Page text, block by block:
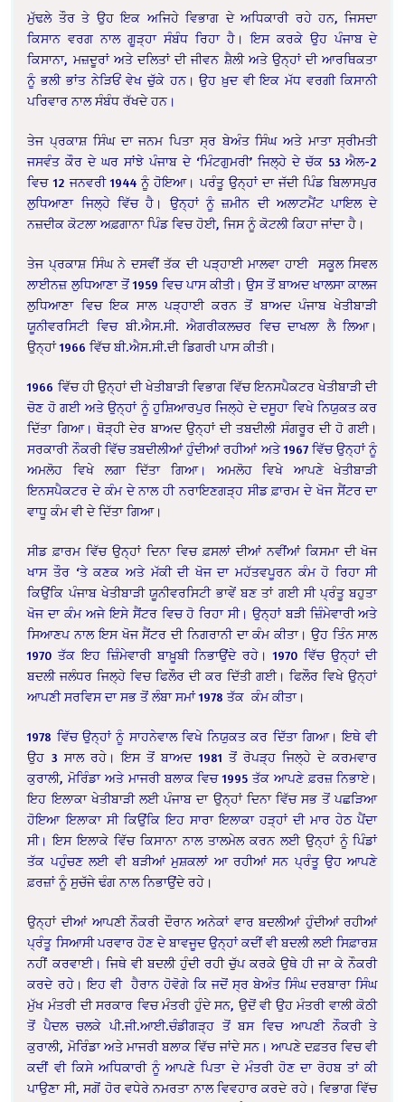
ਮੁੱਢਲੇ ਤੌਰ ਤੇ ਉਹ ਇਕ ਅਜਿਹੇ ਵਿਭਾਗ ਦੇ ਅਧਿਕਾਰੀ ਰਹੇ ਹਨ, ਜਿਸਦਾ
ਕਿਸਾਨ ਵਰਗ ਨਾਲ ਗੂੜ੍ਹਾ ਸੰਬੰਧ ਰਿਹਾ ਹੈ। ਇਸ ਕਰਕੇ ਉਹ ਪੰਜਾਬ ਦੇ
ਕਿਸਾਨਾ, ਮਜ਼ਦੂਰਾਂ ਅਤੇ ਦਲਿਤਾਂ ਦੀ ਜੀਵਨ ਸ਼ੈਲੀ ਅਤੇ ਉਨ੍ਹਾਂ ਦੀ ਆਰਥਿਕਤਾ
ਨੂੰ ਭਲੀ ਭਾਂਤ ਨੇੜਿਓਂ ਵੇਖ ਚੁੱਕੇ ਹਨ। ਉਹ ਖ਼ੁਦ ਵੀ ਇਕ ਮੱਧ ਵਰਗੀ ਕਿਸਾਨੀ
ਪਰਿਵਾਰ ਨਾਲ ਸੰਬੰਧ ਰੱਖਦੇ ਹਨ।
ਤੇਜ ਪ੍ਰਕਾਸ਼ ਸਿੰਘ ਦਾ ਜਨਮ ਪਿਤਾ ਸ੍ਰ ਬੇਅੰਤ ਸਿੰਘ ਅਤੇ ਮਾਤਾ ਸ੍ਰੀਮਤੀ
ਜਸਵੰਤ ਕੌਰ ਦੇ ਘਰ ਸਾਂਝੇ ਪੰਜਾਬ ਦੇ ‘ਮਿੰਟਗੁਮਰੀ’ ਜਿਲ੍ਹੇ ਦੇ ਚੱਕ 53 ਐਲ-2
ਵਿਚ 12 ਜਨਵਰੀ 1944 ਨੂੰ ਹੋਇਆ। ਪਰੰਤੂ ਉਨ੍ਹਾਂ ਦਾ ਜੱਦੀ ਪਿੰਡ ਬਿਲਾਸਪੁਰ
ਲੁਧਿਆਣਾ ਜਿਲ੍ਹੇ ਵਿੱਚ ਹੈ। ਉਨ੍ਹਾਂ ਨੂੰ ਜ਼ਮੀਨ ਦੀ ਅਲਾਟਮੈਂਟ ਪਾਇਲ ਦੇ
ਨਜ਼ਦੀਕ ਕੋਟਲਾ ਅਫ਼ਗਾਨਾ ਪਿੰਡ ਵਿਚ ਹੋਈ, ਜਿਸ ਨੂੰ ਕੋਟਲੀ ਕਿਹਾ ਜਾਂਦਾ ਹੈ।
ਤੇਜ ਪ੍ਰਕਾਸ਼ ਸਿੰਘ ਨੇ ਦਸਵੀਂ ਤੱਕ ਦੀ ਪੜ੍ਹਾਈ ਮਾਲਵਾ ਹਾਈ ਸਕੂਲ ਸਿਵਲ
ਲਾਈਨਜ਼ ਲੁਧਿਆਣਾ ਤੋਂ 1959 ਵਿਚ ਪਾਸ ਕੀਤੀ। ਉਸ ਤੋਂ ਬਾਅਦ ਖਾਲਸਾ ਕਾਲਜ
ਲੁਧਿਆਣਾ ਵਿਚ ਇਕ ਸਾਲ ਪੜ੍ਹਾਈ ਕਰਨ ਤੋਂ ਬਾਅਦ ਪੰਜਾਬ ਖੇਤੀਬਾੜੀ
ਯੂਨੀਵਰਸਿਟੀ ਵਿਚ ਬੀ.ਐਸ.ਸੀ. ਐਗਰੀਕਲਚਰ ਵਿਚ ਦਾਖਲਾ ਲੈ ਲਿਆ।
ਉਨ੍ਹਾਂ 1966 ਵਿੱਚ ਬੀ.ਐਸ.ਸੀ.ਦੀ ਡਿਗਰੀ ਪਾਸ ਕੀਤੀ।
1966 ਵਿੱਚ ਹੀ ਉਨ੍ਹਾਂ ਦੀ ਖੇਤੀਬਾੜੀ ਵਿਭਾਗ ਵਿੱਚ ਇਨਸਪੈਕਟਰ ਖੇਤੀਬਾੜੀ ਦੀ
ਚੋਣ ਹੋ ਗਈ ਅਤੇ ਉਨ੍ਹਾਂ ਨੂੰ ਹੁਸ਼ਿਆਰਪੁਰ ਜਿਲ੍ਹੇ ਦੇ ਦਸੂਹਾ ਵਿਖੇ ਨਿਯੁਕਤ ਕਰ
ਦਿੱਤਾ ਗਿਆ। ਥੋੜ੍ਹੀ ਦੇਰ ਬਾਅਦ ਉਨ੍ਹਾਂ ਦੀ ਤਬਦੀਲੀ ਸੰਗਰੂਰ ਦੀ ਹੋ ਗਈ।
ਸਰਕਾਰੀ ਨੌਕਰੀ ਵਿੱਚ ਤਬਦੀਲੀਆਂ ਹੁੰਦੀਆਂ ਰਹੀਆਂ ਅਤੇ 1967 ਵਿੱਚ ਉਨ੍ਹਾਂ ਨੂੰ
ਅਮਲੋਹ ਵਿਖੇ ਲਗਾ ਦਿੱਤਾ ਗਿਆ। ਅਮਲੋਹ ਵਿਖੇ ਆਪਣੇ ਖੇਤੀਬਾੜੀ
ਇਨਸਪੈਕਟਰ ਦੇ ਕੰਮ ਦੇ ਨਾਲ ਹੀ ਨਰਾਇਣਗੜ੍ਹ ਸੀਡ ਫ਼ਾਰਮ ਦੇ ਖੋਜ ਸੈਂਟਰ ਦਾ
ਵਾਧੂ ਕੰਮ ਵੀ ਦੇ ਦਿੱਤਾ ਗਿਆ।
ਸੀਡ ਫ਼ਾਰਮ ਵਿੱਚ ਉਨ੍ਹਾਂ ਦਿਨਾ ਵਿਚ ਫ਼ਸਲਾਂ ਦੀਆਂ ਨਵੀਂਆਂ ਕਿਸਮਾ ਦੀ ਖੋਜ
ਖਾਸ ਤੌਰ ‘ਤੇ ਕਣਕ ਅਤੇ ਮੱਕੀ ਦੀ ਖੋਜ ਦਾ ਮਹੱਤਵਪੂਰਨ ਕੰਮ ਹੋ ਰਿਹਾ ਸੀ
ਕਿਉਂਕਿ ਪੰਜਾਬ ਖੇਤੀਬਾੜੀ ਯੂਨੀਵਰਸਿਟੀ ਭਾਵੇਂ ਬਣ ਤਾਂ ਗਈ ਸੀ ਪ੍ਰੰਤੂ ਬਹੁਤਾ
ਖੋਜ ਦਾ ਕੰਮ ਅਜੇ ਇਸੇ ਸੈਂਟਰ ਵਿਚ ਹੋ ਰਿਹਾ ਸੀ। ਉਨ੍ਹਾਂ ਬੜੀ ਜ਼ਿੰਮੇਵਾਰੀ ਅਤੇ
ਸਿਆਣਪ ਨਾਲ ਇਸ ਖੋਜ ਸੈਂਟਰ ਦੀ ਨਿਗਰਾਨੀ ਦਾ ਕੰਮ ਕੀਤਾ। ਉਹ ਤਿੰਨ ਸਾਲ
1970 ਤੱਕ ਇਹ ਜ਼ਿੰਮੇਵਾਰੀ ਬਾਖ਼ੂਬੀ ਨਿਭਾਉਂਦੇ ਰਹੇ। 1970 ਵਿੱਚ ਉਨ੍ਹਾਂ ਦੀ
ਬਦਲੀ ਜਲੰਧਰ ਜਿਲ੍ਹੇ ਵਿਚ ਫਿਲੌਰ ਦੀ ਕਰ ਦਿੱਤੀ ਗਈ। ਫਿਲੌਰ ਵਿਖੇ ਉਨ੍ਹਾਂ
ਆਪਣੀ ਸਰਵਿਸ ਦਾ ਸਭ ਤੋਂ ਲੰਬਾ ਸਮਾਂ 1978 ਤੱਕ ਕੰਮ ਕੀਤਾ।
1978 ਵਿੱਚ ਉਨ੍ਹਾਂ ਨੂੰ ਸਾਹਨੇਵਾਲ ਵਿਖੇ ਨਿਯੁਕਤ ਕਰ ਦਿੱਤਾ ਗਿਆ। ਇਥੇ ਵੀ
ਉਹ 3 ਸਾਲ ਰਹੇ। ਇਸ ਤੋਂ ਬਾਅਦ 1981 ਤੋਂ ਰੋਪੜ੍ਹ ਜਿਲ੍ਹੇ ਦੇ ਕਰਮਵਾਰ
ਕੁਰਾਲੀ, ਮੋਰਿੰਡਾ ਅਤੇ ਮਾਜਰੀ ਬਲਾਕ ਵਿਚ 1995 ਤੱਕ ਆਪਣੇ ਫ਼ਰਜ਼ ਨਿਭਾਏ।
ਇਹ ਇਲਾਕਾ ਖੇਤੀਬਾੜੀ ਲਈ ਪੰਜਾਬ ਦਾ ਉਨ੍ਹਾਂ ਦਿਨਾ ਵਿੱਚ ਸਭ ਤੋਂ ਪਛੜਿਆ
ਹੋਇਆ ਇਲਾਕਾ ਸੀ ਕਿਉਂਕਿ ਇਹ ਸਾਰਾ ਇਲਾਕਾ ਹੜ੍ਹਾਂ ਦੀ ਮਾਰ ਹੇਠ ਪੈਂਦਾ
ਸੀ। ਇਸ ਇਲਾਕੇ ਵਿੱਚ ਕਿਸਾਨਾ ਨਾਲ ਤਾਲਮੇਲ ਕਰਨ ਲਈ ਉਨ੍ਹਾਂ ਨੂੰ ਪਿੰਡਾਂ
ਤੱਕ ਪਹੁੰਚਣ ਲਈ ਵੀ ਬੜੀਆਂ ਮੁਸ਼ਕਲਾਂ ਆ ਰਹੀਆਂ ਸਨ ਪ੍ਰੰਤੂ ਉਹ ਆਪਣੇ
ਫ਼ਰਜ਼ਾਂ ਨੂੰ ਸੁਚੱਜੇ ਢੰਗ ਨਾਲ ਨਿਭਾਉਂਦੇ ਰਹੇ।
ਉਨ੍ਹਾਂ ਦੀਆਂ ਆਪਣੀ ਨੌਕਰੀ ਦੌਰਾਨ ਅਨੇਕਾਂ ਵਾਰ ਬਦਲੀਆਂ ਹੁੰਦੀਆਂ ਰਹੀਆਂ
ਪ੍ਰੰਤੂ ਸਿਆਸੀ ਪਰਵਾਰ ਹੋਣ ਦੇ ਬਾਵਜੂਦ ਉਨ੍ਹਾਂ ਕਦੀਂ ਵੀ ਬਦਲੀ ਲਈ ਸਿਫ਼ਾਰਸ਼
ਨਹੀਂ ਕਰਵਾਈ। ਜਿਥੇ ਵੀ ਬਦਲੀ ਹੁੰਦੀ ਰਹੀ ਚੁੱਪ ਕਰਕੇ ਉਥੇ ਹੀ ਜਾ ਕੇ ਨੌਕਰੀ
ਕਰਦੇ ਰਹੇ। ਇਹ ਵੀ ਹੈਰਾਨ ਹੋਵੋਗੇ ਕਿ ਜਦੋਂ ਸ੍ਰ ਬੇਅੰਤ ਸਿੰਘ ਦਰਬਾਰਾ ਸਿੰਘ
ਮੁੱਖ ਮੰਤਰੀ ਦੀ ਸਰਕਾਰ ਵਿਚ ਮੰਤਰੀ ਹੁੰਦੇ ਸਨ, ਉਦੋਂ ਵੀ ਉਹ ਮੰਤਰੀ ਵਾਲੀ ਕੋਠੀ
ਤੋਂ ਪੈਦਲ ਚਲਕੇ ਪੀ.ਜੀ.ਆਈ.ਚੰਡੀਗੜ੍ਹ ਤੋਂ ਬਸ ਵਿਚ ਆਪਣੀ ਨੌਕਰੀ ਤੇ
ਕੁਰਾਲੀ, ਮੋਰਿੰਡਾ ਅਤੇ ਮਾਜਰੀ ਬਲਾਕ ਵਿੱਚ ਜਾਂਦੇ ਸਨ। ਆਪਣੇ ਦਫ਼ਤਰ ਵਿਚ ਵੀ
ਕਦੀਂ ਵੀ ਕਿਸੇ ਅਧਿਕਾਰੀ ਨੂੰ ਆਪਣੇ ਪਿਤਾ ਦੇ ਮੰਤਰੀ ਹੋਣ ਦਾ ਰੋਹਬ ਤਾਂ ਕੀ
ਪਾਉਣਾ ਸੀ, ਸਗੋਂ ਹੋਰ ਵਧੇਰੇ ਨਮਰਤਾ ਨਾਲ ਵਿਵਹਾਰ ਕਰਦੇ ਰਹੇ। ਵਿਭਾਗ ਵਿੱਚ